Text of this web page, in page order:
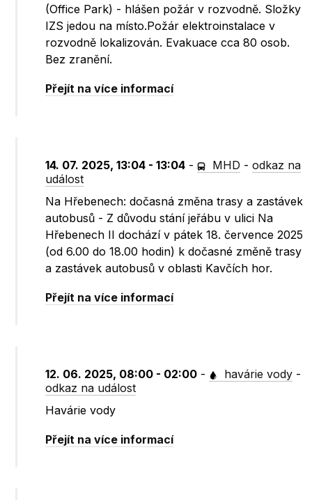
(Office Park) - hlášen požár v rozvodně. Složky
IZS jedou na místo.Požár elektroinstalace v
rozvodně lokalizován. Evakuace cca 80 osob.
Bez zranění.
Přejít na více informací
14. 07. 2025, 13:04 - 13:04 - MHD -odkaz na
událost
Na Hřebenech: dočasná změna trasy a zastávek
autobusů - Z důvodu stání jeřábu v ulici Na
Hřebenech II dochází v pátek 18. července 2025
(od 6.00 do 18.00 hodin) k dočasné změně trasy
a zastávek autobusů v oblasti Kavčích hor.
Přejít na více informací
12. 06. 2025, 08:00 - 02:00 - havárie vody -
odkaz na událost
Havárie vody
Přejít na více informací